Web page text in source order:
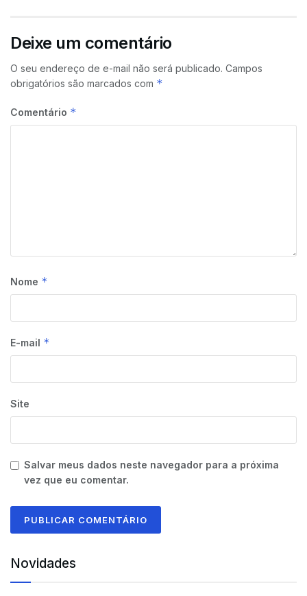
Deixe um comentário
O seu endereço de e-mail não será publicado. Campos
obrigatórios são marcados com *
Comentário *
Nome *
E-mail *
Site
Salvar meus dados neste navegador para a próxima
vez que eu comentar.
Novidades